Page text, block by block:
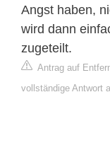
Angst haben,
wird dann
zugeteilt.
Antrag auf
vollständige Antwort